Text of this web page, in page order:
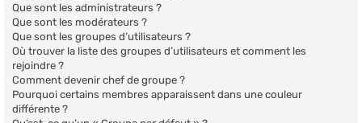
Que sont les administrateurs ?
Que sont les modérateurs ?
Que sont les groupes d’utilisateurs ?
Où trouver la liste des groupes d’utilisateurs et comment les
rejoindre ?
Comment devenir chef de groupe ?
Pourquoi certains membres apparaissent dans une couleur
différente ?